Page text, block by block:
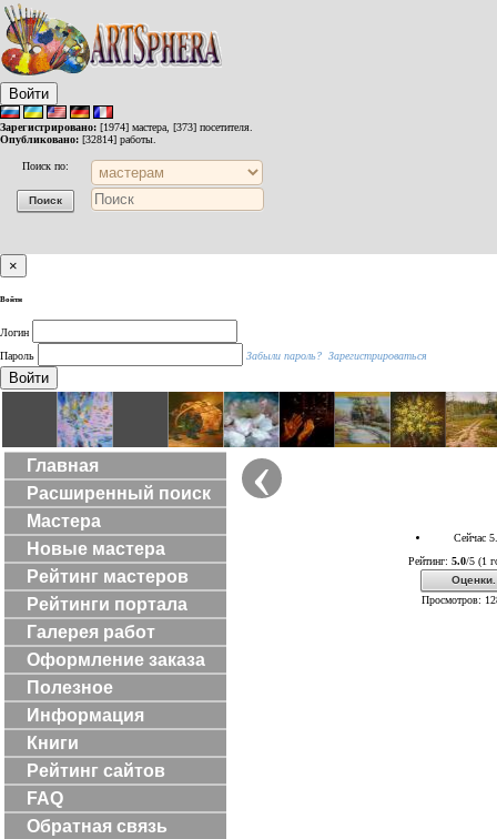
Войти
Зарегистрировано: [1974] мастера, [373] посетителя.
Опубликовано: [32814] работы.
Поиск по:
×
Войти
Логин
Пароль
Забыли пароль? Зарегистрироваться
Войти
Главная
Расширенный поиск
Мастера
Новые мастера
Рейтинг мастеров
Рейтинги портала
Галерея работ
Оформление заказа
Полезное
Информация
Книги
Рейтинг сайтов
FAQ
Обратная связь
‹
Сейчас
Рейтинг: 5.0/5 (1
Оценки.
Просмотров: